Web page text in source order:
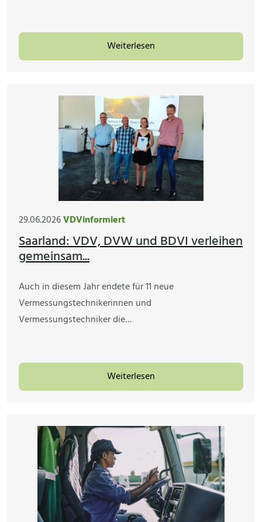
Weiterlesen
29.06.2026VDVinformiert
Saarland: VDV, DVW und BDVI verleihen
gemeinsam...
Auch in diesem Jahr endete für 11 neue
Vermessungstechnikerinnen und
Vermessungstechniker die…
Weiterlesen